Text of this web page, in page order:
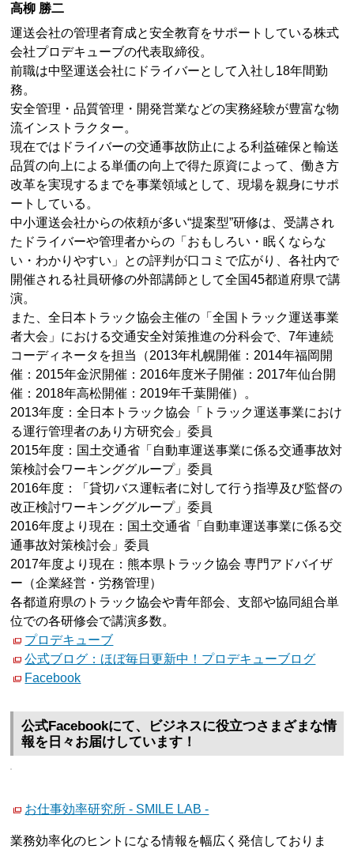
高柳 勝二
運送会社の管理者育成と安全教育をサポートしている株式
会社プロデキューブの代表取締役。
前職は中堅運送会社にドライバーとして入社し18年間勤
務。
安全管理・品質管理・開発営業などの実務経験が豊富な物
流インストラクター。
現在ではドライバーの交通事故防止による利益確保と輸送
品質の向上による単価の向上で得た原資によって、働き方
改革を実現するまでを事業領域として、現場を親身にサポ
ートしている。
中小運送会社からの依頼が多い“提案型”研修は、受講され
たドライバーや管理者からの「おもしろい・眠くならな
い・わかりやすい」との評判が口コミで広がり、各社内で
開催される社員研修の外部講師として全国45都道府県で講
演。
また、全日本トラック協会主催の「全国トラック運送事業
者大会」における交通安全対策推進の分科会で、7年連続
コーディネータを担当（2013年札幌開催：2014年福岡開
催：2015年金沢開催：2016年度米子開催：2017年仙台開
催：2018年高松開催：2019年千葉開催）。
2013年度：全日本トラック協会「トラック運送事業におけ
る運行管理者のあり方研究会」委員
2015年度：国土交通省「自動車運送事業に係る交通事故対
策検討会ワーキンググループ」委員
2016年度：「貸切バス運転者に対して行う指導及び監督の
改正検討ワーキンググループ」委員
2016年度より現在：国土交通省「自動車運送事業に係る交
通事故対策検討会」委員
2017年度より現在：熊本県トラック協会 専門アドバイザ
ー（企業経営・労務管理）
各都道府県のトラック協会や青年部会、支部や協同組合単
位での各研修会で講演多数。
プロデキューブ
公式ブログ：ほぼ毎日更新中！プロデキューブログ
Facebook
公式Facebookにて、ビジネスに役立つさまざまな情
報を日々お届けしています！
お仕事効率研究所 - SMILE LAB -
業務効率化のヒントになる情報を幅広く発信しておりま